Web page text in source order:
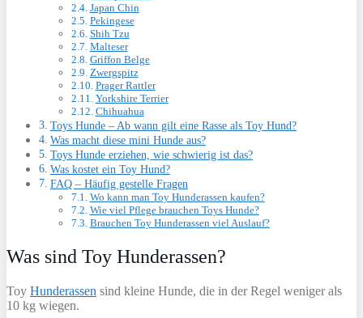
Japan Chin
Pekingese
Shih Tzu
Malteser
Griffon Belge
Zwergspitz
Prager Rattler
Yorkshire Terrier
Chihuahua
Toys Hunde – Ab wann gilt eine Rasse als Toy Hund?
Was macht diese mini Hunde aus?
Toys Hunde erziehen, wie schwierig ist das?
Was kostet ein Toy Hund?
FAQ – Häufig gestelle Fragen
Wo kann man Toy Hunderassen kaufen?
Wie viel Pflege brauchen Toys Hunde?
Brauchen Toy Hunderassen viel Auslauf?
Was sind Toy Hunderassen?
Toy Hunderassen sind kleine Hunde, die in der Regel weniger als
10 kg wiegen.